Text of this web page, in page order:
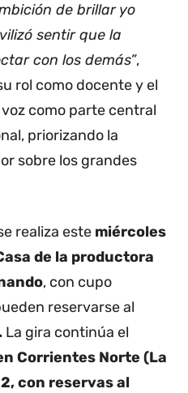
de brillar yo
sentir que la
con los demás”,
rol como docente y el
como parte central
priorizando la
sobre los grandes
realiza este miércoles
de la productora
, con cupo
reservarse al
La gira continúa el
Corrientes Norte (La
con reservas al